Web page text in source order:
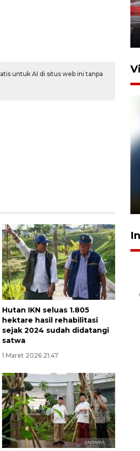
untuk AI di situs web ini tanpa
Hutan IKN seluas 1.805
hektare hasil rehabilitasi
sejak 2024 sudah didatangi
satwa
1 Maret 2026 21:47